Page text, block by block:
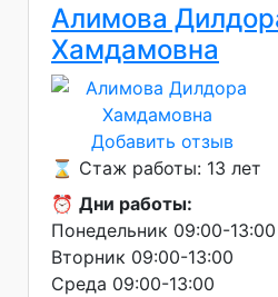
Алимова
Хамдамовна
Добавить отзыв
⌛ Стаж работы: 13 лет
⏰ Дни работы:
Понедельник 09:00-13:00
Вторник 09:00-13:00
Среда 09:00-13:00